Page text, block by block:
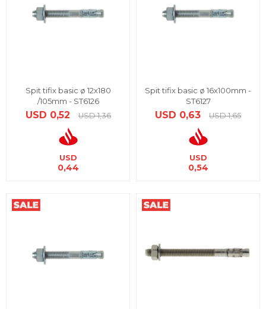
Spit tifix basic ø 12x180
/105mm - ST6126
USD 0,52 USD 1,36
USD
0,44
Spit tifix basic ø 16x100mm -
ST6127
USD 0,63 USD 1,65
USD
0,54